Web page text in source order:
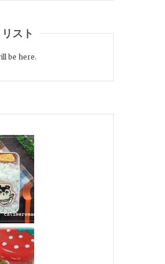
スト
be here.